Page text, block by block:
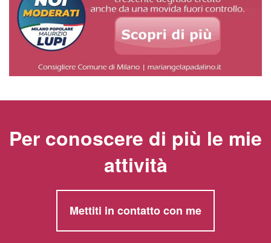
Per conoscere di più le mie
attività
Mettiti in contatto con me